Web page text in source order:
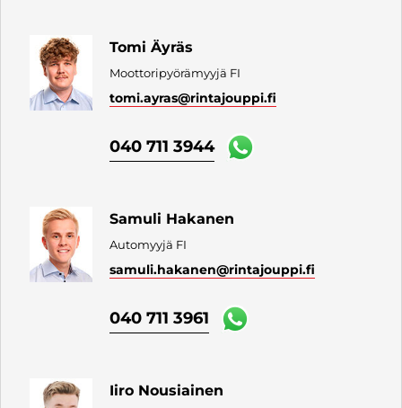
Tomi Äyräs
Moottoripyörämyyjä FI
tomi.ayras@rintajouppi.fi
040 711 3944
Samuli Hakanen
Automyyjä FI
samuli.hakanen@rintajouppi.fi
040 711 3961
Iiro Nousiainen